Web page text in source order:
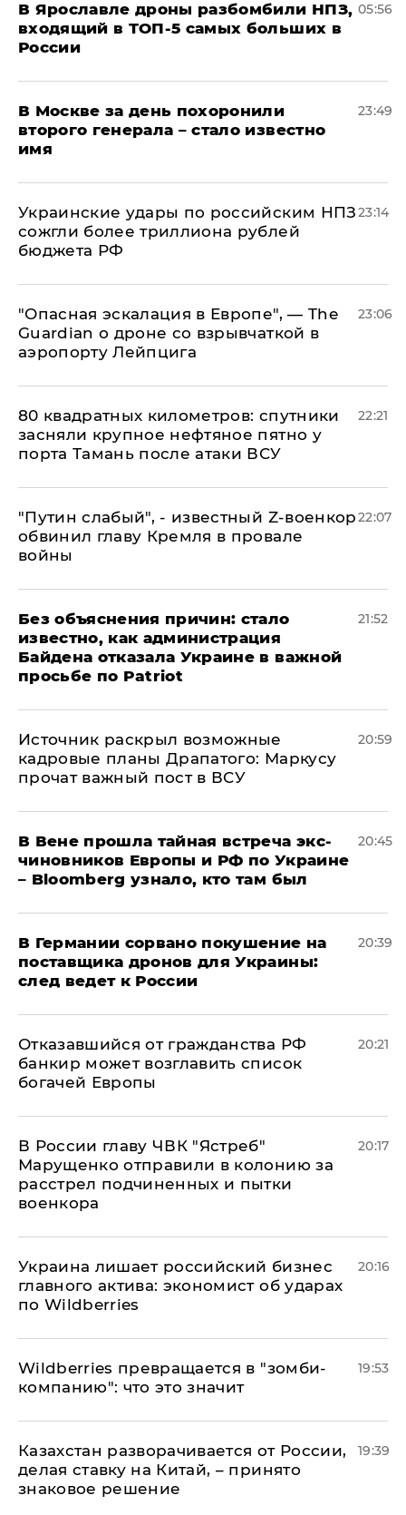
В Ярославле дроны разбомбили НПЗ,
входящий в ТОП-5 самых больших в
России
05:56
В Москве за день похоронили
второго генерала – стало известно
имя
23:49
Украинские удары по российским НПЗ
сожгли более триллиона рублей
бюджета РФ
23:14
"Опасная эскалация в Европе", — The
Guardian о дроне со взрывчаткой в
аэропорту Лейпцига
23:06
80 квадратных километров: спутники
засняли крупное нефтяное пятно у
порта Тамань после атаки ВСУ
22:21
​"Путин слабый", - известный Z-военкор
обвинил главу Кремля в провале
войны
22:07
Без объяснения причин: стало
известно, как администрация
Байдена отказала Украине в важной
просьбе по Patriot
21:52
​Источник раскрыл возможные
кадровые планы Драпатого: Маркусу
прочат важный пост в ВСУ
20:59
В Вене прошла тайная встреча экс-
чиновников Европы и РФ по Украине
– Bloomberg узнало, кто там был
20:45
​В Германии сорвано покушение на
поставщика дронов для Украины:
след ведет к России
20:39
Отказавшийся от гражданства РФ
банкир может возглавить список
богачей Европы
20:21
В России главу ЧВК "Ястреб"
Марущенко отправили в колонию за
расстрел подчиненных и пытки
военкора
20:17
​Украина лишает российский бизнес
главного актива: экономист об ударах
по Wildberries
20:16
Wildberries превращается в "зомби-
компанию": что это значит
19:53
Казахстан разворачивается от России,
делая ставку на Китай, – принято
знаковое решение
19:39